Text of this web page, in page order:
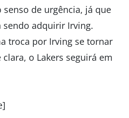
de urgência, já que
sendo adquirir Irving.
troca por Irving se tornar
o Lakers seguirá em